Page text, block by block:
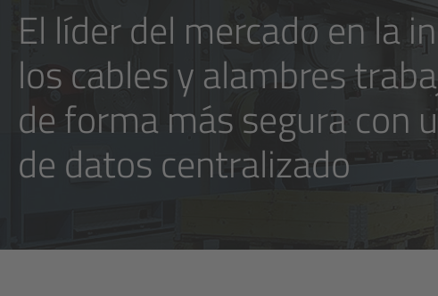
El líder del mercado en la
los cables y alambres
de forma más segura con
de datos centralizado